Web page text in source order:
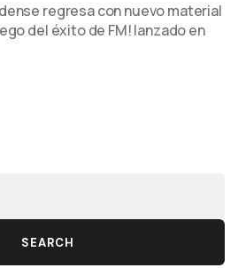
regresa con nuevo material
del éxito de FM! lanzado en
SEARCH